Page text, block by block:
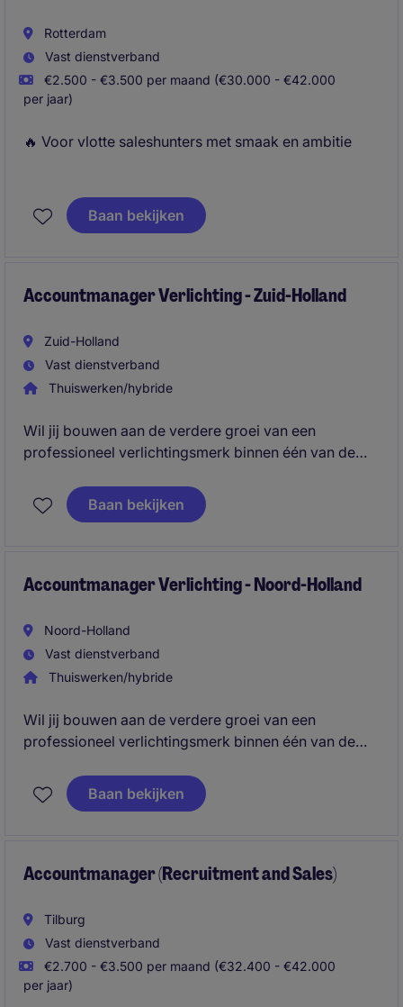
Rotterdam
Vast dienstverband
€2.500 - €3.500 per maand (€30.000 - €42.000
per jaar)
🔥 Voor vlotte saleshunters met smaak en ambitie
de schakel tussen ambitieuze professionals en
toonaangevende bedrijven. Je gebruikt je
Baan bekijken
Accountmanager Verlichting - Zuid-Holland
Zuid-Holland
Vast dienstverband
Thuiswerken/hybride
Wil jij bouwen aan de verdere groei van een
professioneel verlichtingsmerk binnen één van de
combineer je het uitbouwen van bestaande
klantrelaties met het actief binnenhalen van nieuwe
Baan bekijken
Accountmanager Verlichting - Noord-Holland
Noord-Holland
Vast dienstverband
Thuiswerken/hybride
Wil jij bouwen aan de verdere groei van een
professioneel verlichtingsmerk binnen één van de
combineer je het uitbouwen van bestaande
klantrelaties met het actief binnenhalen van nieuwe
Baan bekijken
Accountmanager (Recruitment and Sales)
Tilburg
Vast dienstverband
€2.700 - €3.500 per maand (€32.400 - €42.000
per jaar)